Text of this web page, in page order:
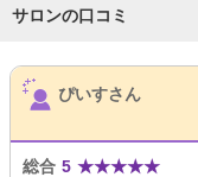
サロンの口コミ
サロン
ぴいすさん
総合 5 ★★★★★